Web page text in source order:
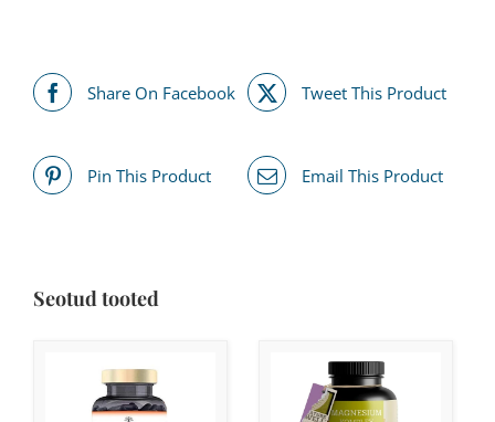
Share On Facebook Tweet This Product
Pin This Product Email This Product
Seotud tooted